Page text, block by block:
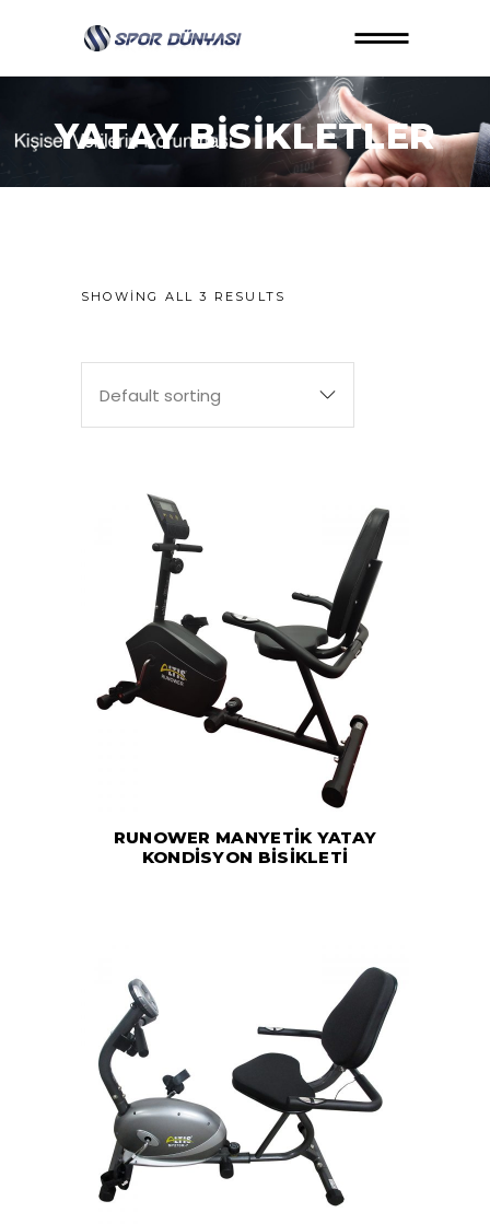
YATAY BISIKLETLER
SHOWING ALL 3 RESULTS
Default sorting
RUNOWER MANYETİK YATAY
KONDİSYON BİSİKLETİ